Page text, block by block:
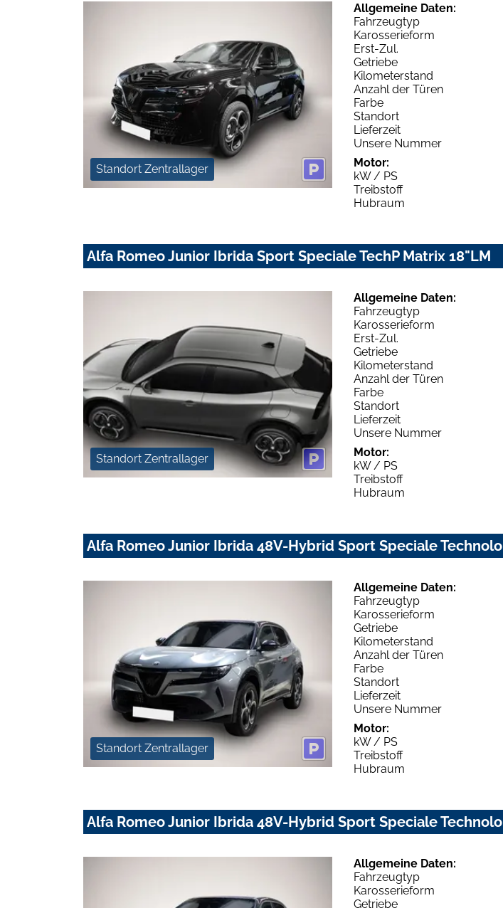
Standort Zentrallager
Allgemeine Daten:
Fahrzeugtyp
Karosserieform
Erst-Zul.
Getriebe
Kilometerstand
Anzahl der Türen
Farbe
Standort
Lieferzeit
Unsere Nummer
Motor:
kW / PS
Treibstoff
Hubraum
Alfa Romeo Junior Ibrida Sport Speciale TechP Matrix 18"LM
Standort Zentrallager
Allgemeine Daten:
Fahrzeugtyp
Karosserieform
Erst-Zul.
Getriebe
Kilometerstand
Anzahl der Türen
Farbe
Standort
Lieferzeit
Unsere Nummer
Motor:
kW / PS
Treibstoff
Hubraum
Alfa Romeo Junior Ibrida 48V-Hybrid Sport Speciale Technolo
Standort Zentrallager
Allgemeine Daten:
Fahrzeugtyp
Karosserieform
Getriebe
Kilometerstand
Anzahl der Türen
Farbe
Standort
Lieferzeit
Unsere Nummer
Motor:
kW / PS
Treibstoff
Hubraum
Alfa Romeo Junior Ibrida 48V-Hybrid Sport Speciale Technolo
Allgemeine Daten:
Fahrzeugtyp
Karosserieform
Getriebe